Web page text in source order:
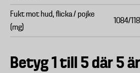
Fukt mot hud, flicka / pojke
(mg)
1084/
Betyg 1 till 5 där 5